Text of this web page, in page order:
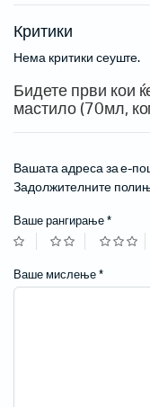
Критики
Нема критики сеуште.
Бидете први кои
мастило (70мл,
Вашата адреса за е-
Задолжителните
Ваше рангирање *
Ваше мислење *